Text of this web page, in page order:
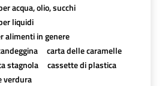
acqua, olio, succhi
liquidi
alimenti in genere
carta delle caramelle
stagnola
cassette di plastica
verdura